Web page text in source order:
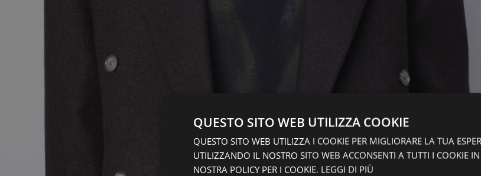
QUESTO SITO WEB UTILIZZA COOKIE
QUESTO SITO WEB UTILIZZA I COOKIE PER MIGLIORARE LA TUA
UTILIZZANDO IL NOSTRO SITO WEB ACCONSENTI A TUTTI I COOKIE
NOSTRA POLICY PER I COOKIE. LEGGI DI PIÙ